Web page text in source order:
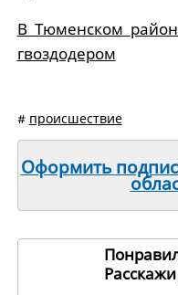
В Тюменском
гвоздодером
# происшествие
Оформить